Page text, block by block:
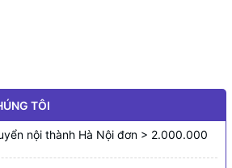
TÔI
nội thành Hà Nội đơn > 2.000.000